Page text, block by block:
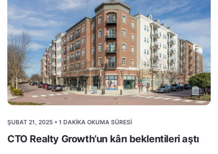
ŞUBAT 21, 2025 • 1 DAKIKA OKUMA SÜRESI
CTO Realty Growth’un kârı beklentileri aştı